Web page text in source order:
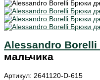
Alessandro Borelli
мальчика
Артикул: 2641120-D-615